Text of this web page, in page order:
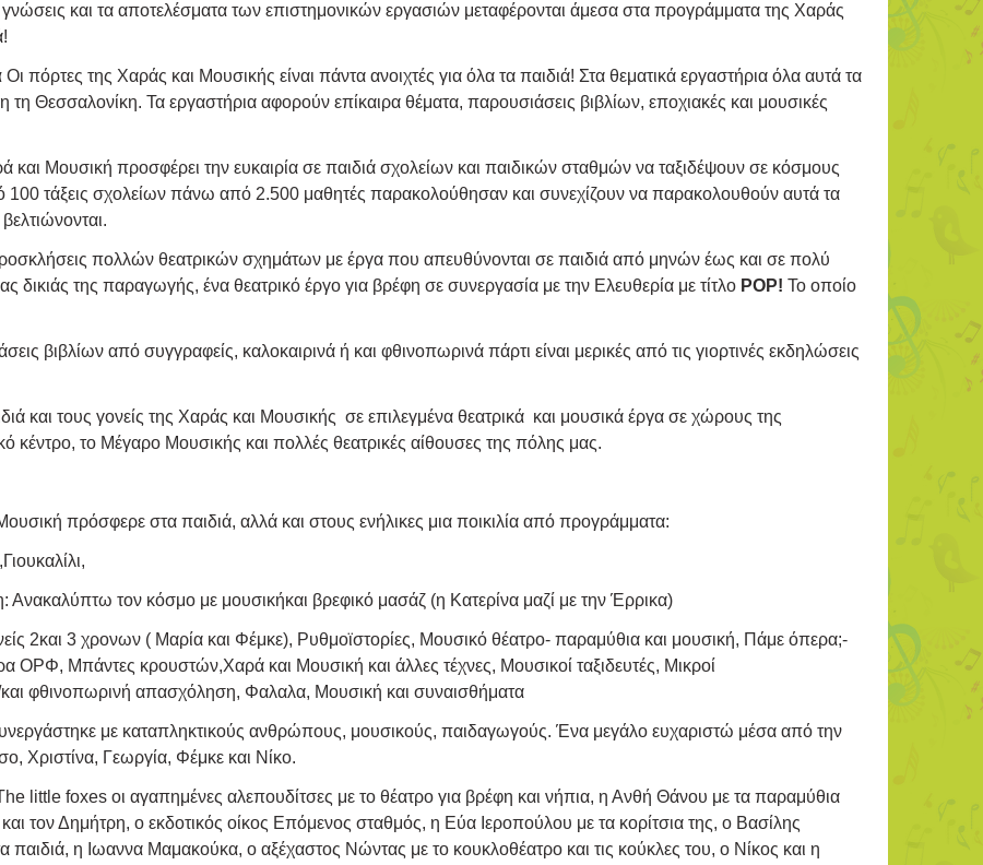
και τα αποτελέσματα των επιστημονικών εργασιών μεταφέρονται άμεσα στα προγράμματα της Χαράς
Οι πόρτες της Χαράς και Μουσικής είναι πάντα ανοιχτές για όλα τα παιδιά! Στα θεματικά εργαστήρια όλα αυτά τα
Θεσσαλονίκη. Τα εργαστήρια αφορούν επίκαιρα θέματα, παρουσιάσεις βιβλίων, εποχιακές και μουσικές
Μουσική προσφέρει την ευκαιρία σε παιδιά σχολείων και παιδικών σταθμών να ταξιδέψουν σε κόσμους
100 τάξεις σχολείων πάνω από 2.500 μαθητές παρακολούθησαν και συνεχίζουν να παρακολουθούν αυτά τα
πολλών θεατρικών σχημάτων με έργα που απευθύνονται σε παιδιά από μηνών έως και σε πολύ
δικιάς της παραγωγής, ένα θεατρικό έργο για βρέφη σε συνεργασία με την Ελευθερία με τίτλο POP! Το οποίο
βιβλίων από συγγραφείς, καλοκαιρινά ή και φθινοπωρινά πάρτι είναι μερικές από τις γιορτινές εκδηλώσεις
και τους γονείς της Χαράς και Μουσικής σε επιλεγμένα θεατρικά και μουσικά έργα σε χώρους της
το Μέγαρο Μουσικής και πολλές θεατρικές αίθουσες της πόλης μας.
πρόσφερε στα παιδιά, αλλά και στους ενήλικες μια ποικιλία από προγράμματα:
τον κόσμο με μουσικήκαι βρεφικό μασάζ (η Κατερίνα μαζί με την Έρρικα)
2και 3 χρονων ( Μαρία και Φέμκε), Ρυθμοϊστορίες, Μουσικό θέατρο- παραμύθια και μουσική, Πάμε όπερα;-
ΟΡΦ, Μπάντες κρουστών,Χαρά και Μουσική και άλλες τέχνες, Μουσικοί ταξιδευτές, Μικροί
και φθινοπωρινή απασχόληση, Φαλαλα, Μουσική και συναισθήματα
με καταπληκτικούς ανθρώπους, μουσικούς, παιδαγωγούς. Ένα μεγάλο ευχαριστώ μέσα από την
Χριστίνα, Γεωργία, Φέμκε και Νίκο.
little foxes οι αγαπημένες αλεπουδίτσες με το θέατρο για βρέφη και νήπια, η Ανθή Θάνου με τα παραμύθια
τον Δημήτρη, ο εκδοτικός οίκος Επόμενος σταθμός, η Εύα Ιεροπούλου με τα κορίτσια της, ο Βασίλης
παιδιά, η Ιωαννα Μαμακούκα, ο αξέχαστος Νώντας με το κουκλοθέατρο και τις κούκλες του, ο Νίκος και η